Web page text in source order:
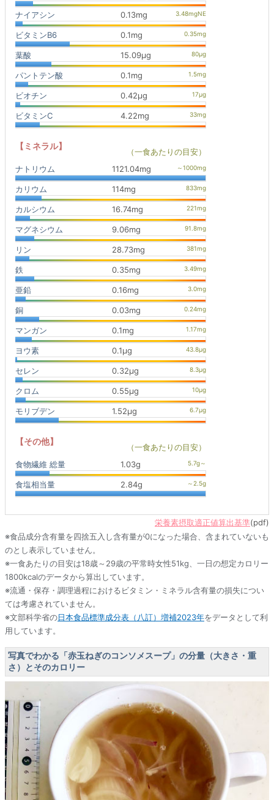
ナイアシン 0.13mg
ビタミンB6 0.1mg
葉酸 15.09μg
パントテン酸 0.1mg
ビオチン 0.42μg
ビタミンC 4.22mg
【ミネラル】
（一食あたりの目安）
ナトリウム
1121.04mg
カリウム 114mg
カルシウム 16.74mg
マグネシウム 9.06mg
リン 28.73mg
鉄 0.35mg
亜鉛 0.16mg
銅 0.03mg
マンガン 0.1mg
ヨウ素 0.1μg
セレン 0.32μg
クロム 0.55μg
モリブデン 1.52μg
【その他】
（一食あたりの目安）
食物繊維 総量
1.03g
食塩相当量 2.84g
栄養素摂取適正値算出基準(pdf)
※食品成分含有量を四捨五入し含有量が0になった場合、含まれていないも
のとし表示していません。
※一食あたりの目安は18歳～29歳の平常時女性51kg、一日の想定カロリー
1800kcalのデータから算出しています。
※流通・保存・調理過程におけるビタミン・ミネラル含有量の損失につい
ては考慮されていません。
※文部科学省の日本食品標準成分表（八訂）増補2023年をデータとして利
用しています。
写真でわかる「赤玉ねぎのコンソメスープ」の分量（大きさ・重
さ）とそのカロリー